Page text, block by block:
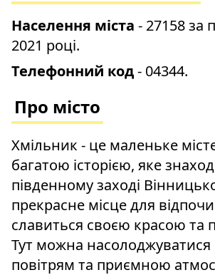
Населення міста - 27158 за
2021 році.
Телефонний код- 04344.
Про місто
Хмільник - це маленьке
багатою історією, яке
південному заході
прекрасне місце для
славиться своєю красою та
Тут можна
повітрям та приємною